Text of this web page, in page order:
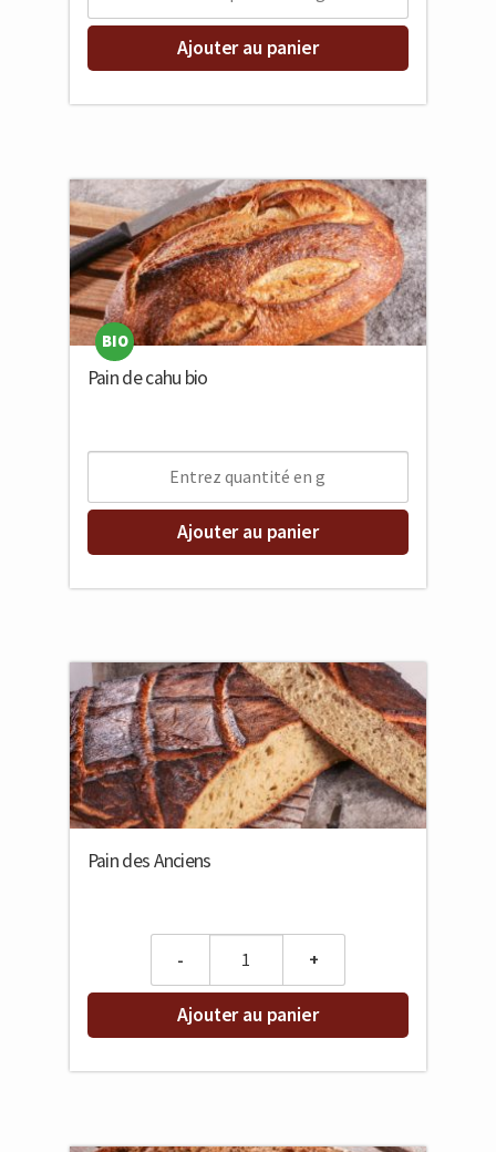
Ajouter au panier
Pain de cahu bio
BIO
Ajouter au panier
Pain des Anciens
Ajouter au panier